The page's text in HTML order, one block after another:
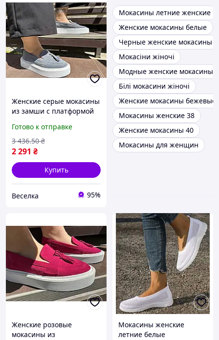
Женские серые мокасины
из замши с платформой
ношения стильная
удобная обувь FLAME
Готово к отправке
2 291 ₴
3 436.50 ₴
Купить
Веселка 95%
Мокасины летние женские
Женские мокасины белые
Черные женские мокасины
Мокасіни жіночі
Модные женские мокасины
Білі мокасини жіночі
Женские мокасины бежевые
Мокасины женские 38
Женские мокасины 40
Мокасины для женщин
Женские розовые
мокасины из
Мокасины женские
летние белые